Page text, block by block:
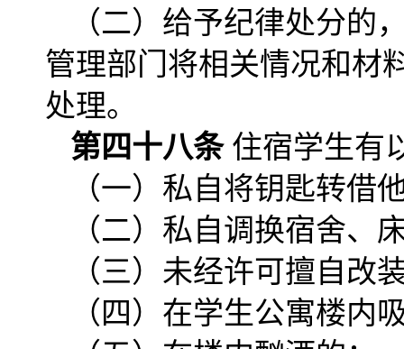
（二）给予纪律处分的
管理部门将相关情况和材
处理。
第四十八条 住宿学生有
（一）私自将钥匙转借
（二）私自调换宿舍、
（三）未经许可擅自改
（四）在学生公寓楼内